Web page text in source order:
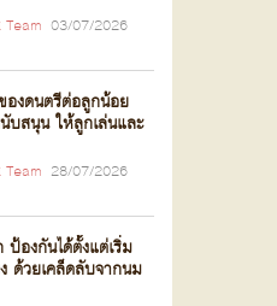
Team 03/07/2026
องดนตรีต่อลูกน้อย
สนุน ให้ลูกเล่นและ
Team 28/07/2026
องกันได้ตั้งแต่เริ่ม
ด้วยเคล็ดลับจากนม